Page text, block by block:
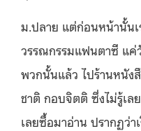
ม.ปลาย แต่ก่อนหน้านั้น
วรรณกรรมแฟนตาซี แค่
พวกนั้นแล้ว ไปร้านหนัง
ชาติ กอบจิตติ ซึ่งไม่รู้เล
เลยซื้อมาอ่าน ปรากฏว่า